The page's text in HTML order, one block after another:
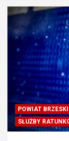
POWIAT BRZESKI
SŁUŻBY